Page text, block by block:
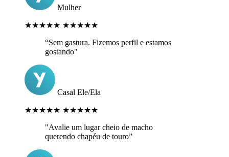
Mulher
★★★★★ ★★★★★
“Sem gastura. Fizemos perfil e estamos
gostando"
Casal Ele/Ela
★★★★★ ★★★★★
"Avalie um lugar cheio de macho
querendo chapéu de touro”